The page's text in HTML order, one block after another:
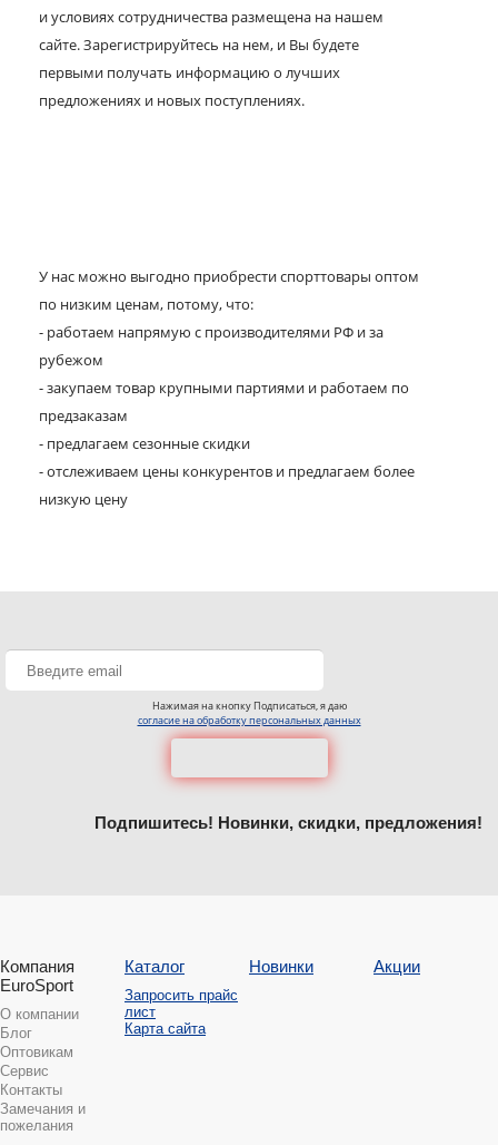
и условиях сотрудничества размещена на нашем
сайте. Зарегистрируйтесь на нем, и Вы будете
первыми получать информацию о лучших
предложениях и новых поступлениях.
У нас можно выгодно приобрести спорттовары оптом
по низким ценам, потому, что:
- работаем напрямую с производителями РФ и за
рубежом
- закупаем товар крупными партиями и работаем по
предзаказам
- предлагаем сезонные скидки
- отслеживаем цены конкурентов и предлагаем более
низкую цену
Нажимая на кнопку Подписаться, я даю
согласие на обработку персональных данных
Подпишитесь! Новинки, скидки, предложения!
Компания
EuroSport
О компании
Блог
Оптовикам
Сервис
Контакты
Замечания и
пожелания
Каталог
Запросить прайс
лист
Карта сайта
Новинки Акции